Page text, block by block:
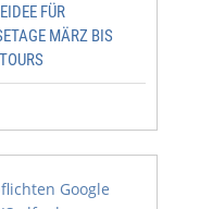
FÜR
MÄRZ BIS